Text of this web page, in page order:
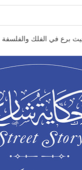
في الفلك والفلسفة